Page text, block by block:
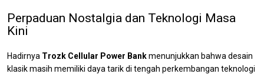
Perpaduan Nostalgia dan Teknologi Masa
Kini
Hadirnya Trozk Cellular Power Bankmenunjukkan bahwa desain
klasik masih memiliki daya tarik di tengah perkembangan teknologi